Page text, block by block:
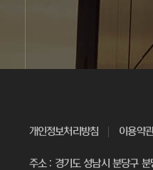
개인정보처리방침 이용약관
주소 : 경기도 성남시 분당구